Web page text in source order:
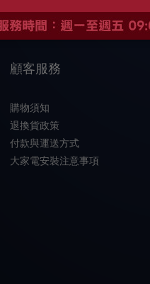
顧客服務
購物須知
退換貨政策
付款與運送方式
大家電安裝注意事項